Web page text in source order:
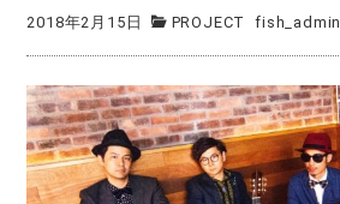
2018年2月15日 PROJECT fish_admin